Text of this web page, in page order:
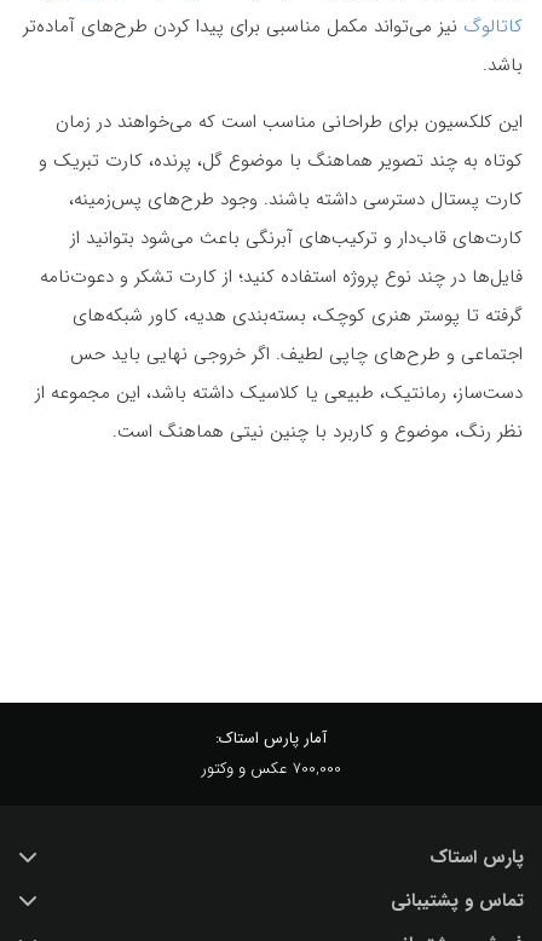
کاتالوگ نیز می‌تواند مکمل مناسبی برای پیدا کردن طرح‌های آماده‌تر
باشد.
این کلکسیون برای طراحانی مناسب است که می‌خواهند در زمان
کوتاه به چند تصویر هماهنگ با موضوع گل، پرنده، کارت تبریک و
کارت پستال دسترسی داشته باشند. وجود طرح‌های پس‌زمینه،
کارت‌های قاب‌دار و ترکیب‌های آبرنگی باعث می‌شود بتوانید از
فایل‌ها در چند نوع پروژه استفاده کنید؛ از کارت تشکر و دعوت‌نامه
گرفته تا پوستر هنری کوچک، بسته‌بندی هدیه، کاور شبکه‌های
اجتماعی و طرح‌های چاپی لطیف. اگر خروجی نهایی باید حس
دست‌ساز، رمانتیک، طبیعی یا کلاسیک داشته باشد، این مجموعه از
نظر رنگ، موضوع و کاربرد با چنین نیتی هماهنگ است.
آمار پارس استاک:
700,000 عکس و وکتور
پارس استاک
خرید عکس با کیفیت
تماس و پشتیبانی